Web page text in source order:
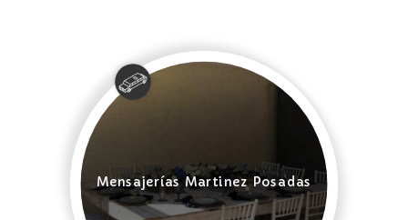
Mensajerías Martinez Posadas